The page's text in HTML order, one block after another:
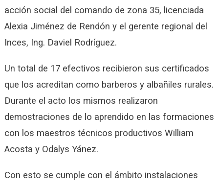
acción social del comando de zona 35, licenciada
Alexia Jiménez de Rendón y el gerente regional del
Inces, Ing. Daviel Rodríguez.
Un total de 17 efectivos recibieron sus certificados
que los acreditan como barberos y albañiles rurales.
Durante el acto los mismos realizaron
demostraciones de lo aprendido en las formaciones
con los maestros técnicos productivos William
Acosta y Odalys Yánez.
Con esto se cumple con el ámbito instalaciones